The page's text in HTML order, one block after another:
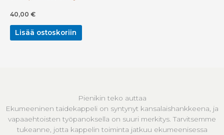
40,00 €
Lisää ostoskoriin
Pienikin teko auttaa
Ekumeeninen taidekappeli on syntynyt kansalaishankkeena, ja
vapaaehtoisten työpanoksella on suuri merkitys. Tarvitsemme
tukeanne, jotta kappelin toiminta jatkuu ekumeenisessa